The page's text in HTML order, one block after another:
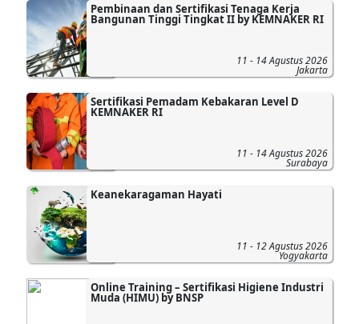
Pembinaan dan Sertifikasi Tenaga Kerja
Bangunan Tinggi Tingkat II by KEMNAKER RI
11 - 14 Agustus 2026
Jakarta
Sertifikasi Pemadam Kebakaran Level D
KEMNAKER RI
11 - 14 Agustus 2026
Surabaya
Keanekaragaman Hayati
11 - 12 Agustus 2026
Yogyakarta
Online Training – Sertifikasi Higiene Industri
Muda (HIMU) by BNSP